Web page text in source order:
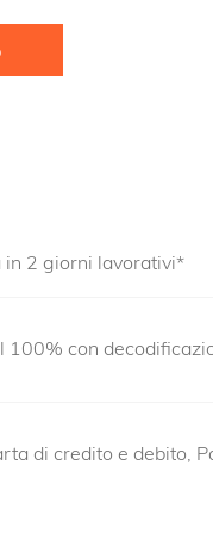
in 2 giorni lavorativi*
100% con
di credito e debito,